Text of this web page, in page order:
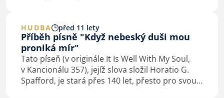
HUDBA před 11 lety
Příběh písně "Když nebeský duši mou
proniká mír"
Tato píseň (v originále It Is Well With My Soul,
v Kancionálu 357), jejíž slova složil Horatio G.
Spafford, je stará přes 140 let, přesto pro svou